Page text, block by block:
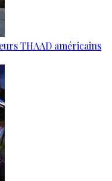
THAAD américains